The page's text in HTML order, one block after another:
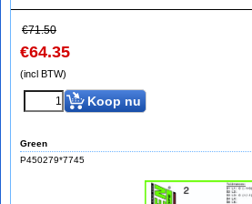
€71.50
€64.35
(incl BTW)
Koop nu
Green
P450279*7745